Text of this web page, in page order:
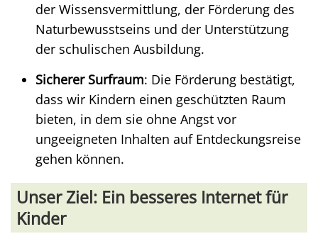
der Wissensvermittlung, der Förderung des
Naturbewusstseins und der Unterstützung
der schulischen Ausbildung.
Sicherer Surfraum: Die Förderung bestätigt,
dass wir Kindern einen geschützten Raum
bieten, in dem sie ohne Angst vor
ungeeigneten Inhalten auf Entdeckungsreise
gehen können.
Unser Ziel: Ein besseres Internet für
Kinder